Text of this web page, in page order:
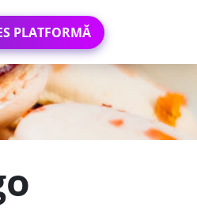
PLATFORMĂ